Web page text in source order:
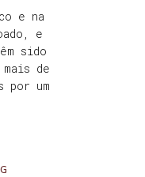
e na
e
sido
de
por um